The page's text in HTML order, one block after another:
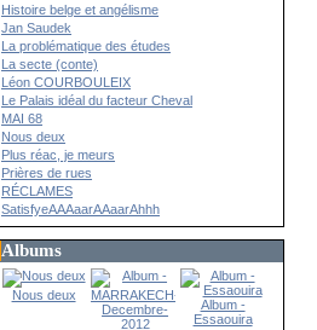
Histoire belge et angélisme
Jan Saudek
La problématique des études
La secte (conte)
Léon COURBOULEIX
Le Palais idéal du facteur Cheval
MAI 68
Nous deux
Plus réac, je meurs
Prières de rues
RÉCLAMES
SatisfyeAAAaarAAaarAhhh
Albums
Nous deux
Album -
Essaouira